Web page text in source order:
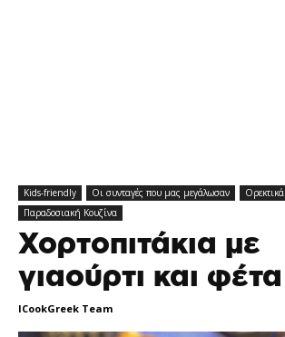
Kids-friendly Οι συνταγές που μας μεγάλωσαν
Ορεκτικά
Παραδοσιακή Κουζίνα
Χορτοπιτάκια με
γιαούρτι και φέτα
ICookGreek Team